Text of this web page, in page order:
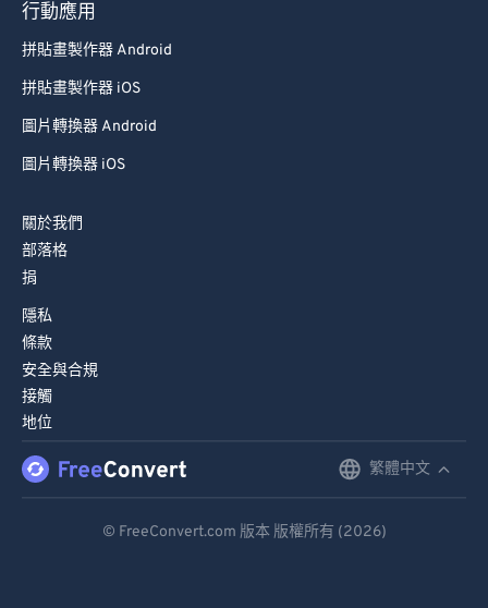
行動應用
拼貼畫製作器 Android
拼貼畫製作器 iOS
圖片轉換器 Android
圖片轉換器 iOS
關於我們
部落格
捐
隱私
條款
安全與合規
接觸
地位
繁體中文
© FreeConvert.com 版本 版權所有 (2026)